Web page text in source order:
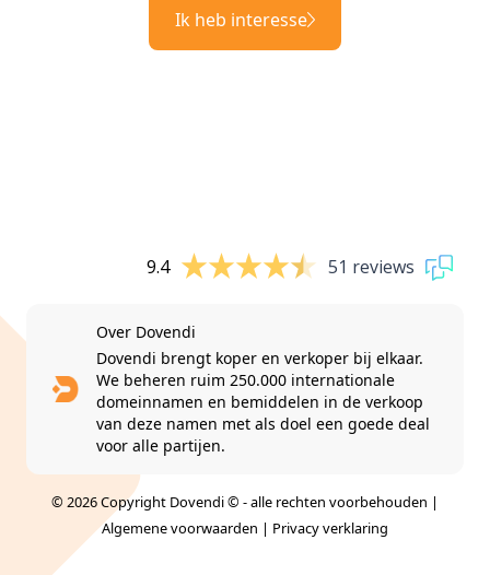
Ik heb interesse
9.4 51 reviews
Over Dovendi
Dovendi brengt koper en verkoper bij elkaar.
We beheren ruim 250.000 internationale
domeinnamen en bemiddelen in de verkoop
van deze namen met als doel een goede deal
voor alle partijen.
© 2026 Copyright Dovendi © - alle rechten voorbehouden |
Algemene voorwaarden | Privacy verklaring